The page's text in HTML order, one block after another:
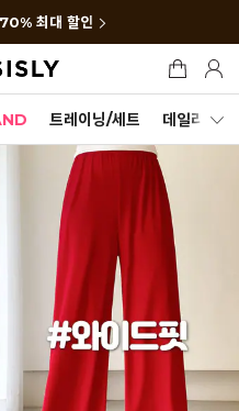
최대 할인
트레이닝/세트 데일리세트